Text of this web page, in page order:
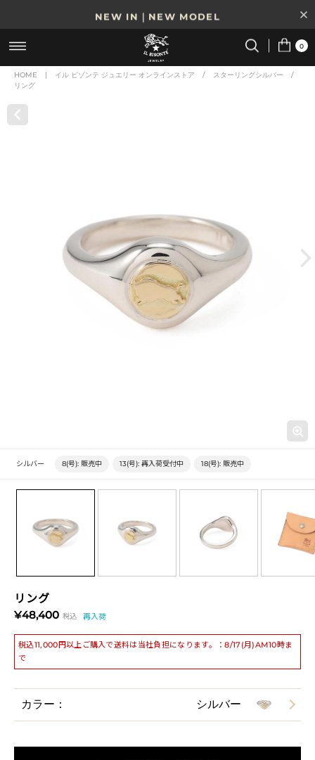
NEW IN｜NEW MODEL
8/17(月)10時まで｜税込11,000円以上で送料無料
贈る相手やシーンから選べる、新しいギフトガイド
0
HOME | イル ビゾンテ ジュエリー オンラインストア / スターリングシルバー
/
リング
リング
¥48,400 税込 再入荷
税込11,000円以上ご購入で送料は当社負担になります。：8/17(月)AM10時ま
で
シルバー 8(号): 販売中 13(号): 再入荷受付中 18(号): 販売中
カラー： シルバー